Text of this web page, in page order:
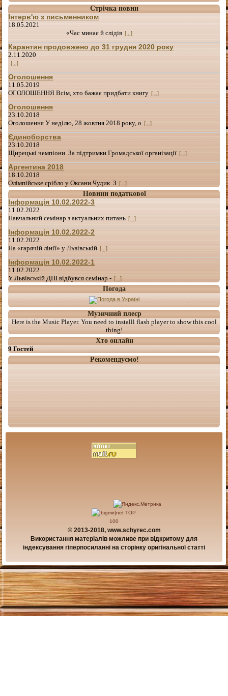
Стрічка новин
Інтерв'ю з письменником
18.05.2021
«Час минає й слідів [...]
Карантин продовжено до 31 грудня 2020 року
2.11.2020
[...]
Оголошення
11.05.2019
ОГОЛОШЕННЯ Всім, хто бажає придбати книгу [...]
Оголошення
23.10.2018
Оголошення У неділю, 28 жовтня 2018 року, о [...]
Єдиноборства
23.10.2018
Щирецькі чемпіони За підтримки Громадської організації [...]
Аргентина 2018
18.10.2018
Олімпійське срібло у Оксани Чудик З [...]
Новини податкової
Інформація 10.02.2022-3
11.02.2022
Навчальний семінар з актуальних питань [...]
Інформація 10.02.2022-2
11.02.2022
На «гарячій лінії» у Львівській [...]
Інформація 10.02.2022-1
11.02.2022
У Львівській ДПІ відбувся семінар - [...]
Погода
Музичний плеєр
Here is the Music Player. You need to installl flash player to show this cool
thing!
Хто онлайн
9 Гостей
Рекомендуємо!
© 2013-2018, www.schyrec.com
Використання матеріалів можливе при відкритому для
індексування гіперпосиланні на сторінку оригінальної статті